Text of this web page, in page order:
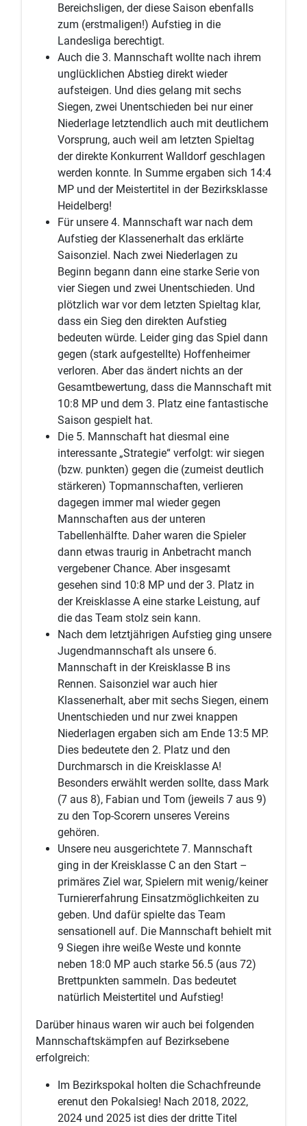
Bereichsligen, der diese Saison ebenfalls
zum (erstmaligen!) Aufstieg in die
Landesliga berechtigt.
Auch die 3. Mannschaft wollte nach ihrem
unglücklichen Abstieg direkt wieder
aufsteigen. Und dies gelang mit sechs
Siegen, zwei Unentschieden bei nur einer
Niederlage letztendlich auch mit deutlichem
Vorsprung, auch weil am letzten Spieltag
der direkte Konkurrent Walldorf geschlagen
werden konnte. In Summe ergaben sich 14:4
MP und der Meistertitel in der Bezirksklasse
Heidelberg!
Für unsere 4. Mannschaft war nach dem
Aufstieg der Klassenerhalt das erklärte
Saisonziel. Nach zwei Niederlagen zu
Beginn begann dann eine starke Serie von
vier Siegen und zwei Unentschieden. Und
plötzlich war vor dem letzten Spieltag klar,
dass ein Sieg den direkten Aufstieg
bedeuten würde. Leider ging das Spiel dann
gegen (stark aufgestellte) Hoffenheimer
verloren. Aber das ändert nichts an der
Gesamtbewertung, dass die Mannschaft mit
10:8 MP und dem 3. Platz eine fantastische
Saison gespielt hat.
Die 5. Mannschaft hat diesmal eine
interessante „Strategie“ verfolgt: wir siegen
(bzw. punkten) gegen die (zumeist deutlich
stärkeren) Topmannschaften, verlieren
dagegen immer mal wieder gegen
Mannschaften aus der unteren
Tabellenhälfte. Daher waren die Spieler
dann etwas traurig in Anbetracht manch
vergebener Chance. Aber insgesamt
gesehen sind 10:8 MP und der 3. Platz in
der Kreisklasse A eine starke Leistung, auf
die das Team stolz sein kann.
Nach dem letztjährigen Aufstieg ging unsere
Jugendmannschaft als unsere 6.
Mannschaft in der Kreisklasse B ins
Rennen. Saisonziel war auch hier
Klassenerhalt, aber mit sechs Siegen, einem
Unentschieden und nur zwei knappen
Niederlagen ergaben sich am Ende 13:5 MP.
Dies bedeutete den 2. Platz und den
Durchmarsch in die Kreisklasse A!
Besonders erwählt werden sollte, dass Mark
(7 aus 8), Fabian und Tom (jeweils 7 aus 9)
zu den Top-Scorern unseres Vereins
gehören.
Unsere neu ausgerichtete 7. Mannschaft
ging in der Kreisklasse C an den Start –
primäres Ziel war, Spielern mit wenig/keiner
Turniererfahrung Einsatzmöglichkeiten zu
geben. Und dafür spielte das Team
sensationell auf. Die Mannschaft behielt mit
9 Siegen ihre weiße Weste und konnte
neben 18:0 MP auch starke 56.5 (aus 72)
Brettpunkten sammeln. Das bedeutet
natürlich Meistertitel und Aufstieg!
Darüber hinaus waren wir auch bei folgenden
Mannschaftskämpfen auf Bezirksebene
erfolgreich:
Im Bezirkspokal holten die Schachfreunde
erenut den Pokalsieg! Nach 2018, 2022,
2024 und 2025 ist dies der dritte Titel